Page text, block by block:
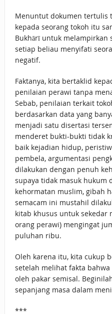
Menuntut dokumen tertulis
kepada seorang tokoh itu
Bukhārī untuk melampirkan
setiap beliau menyifati
negatif.
Faktanya, kita bertaklid
penilaian perawi tanpa
Sebab, penilaian terkait
berdasarkan data yang
menjadi satu disertasi
menderet bukti-bukti tidak
baik kejadian hidup,
pembela, argumentasi
dilakukan dengan penuh
supaya tidak masuk hukum
kehormatan muslim, gibah
semacam ini mustahil
kitab khusus untuk sekedar
orang perawi) mengingat
puluhan ribu.
Oleh karena itu, kita cukup
setelah melihat fakta
oleh pakar semisal.
sepanjang masa dalam
***